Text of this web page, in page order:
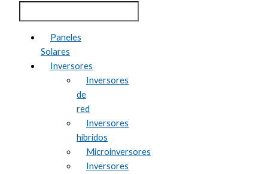
Paneles
Solares
Inversores
Inversores
de
red
Inversores
híbridos
Microinversores
Inversores